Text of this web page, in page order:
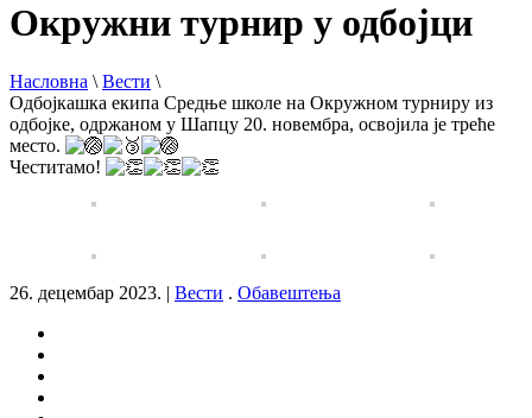
Окружни турнир у одбојци
Насловна \ Вести \
Одбојкашка екипа Средње школе на Окружном турниру из
одбојке, одржаном у Шапцу 20. новембра, освојила је треће
место.
Честитамо!
26. децембар 2023. | Вести . Обавештења